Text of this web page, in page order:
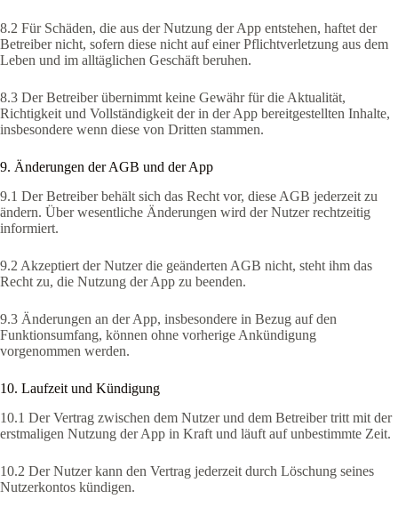
8.2 Für Schäden, die aus der Nutzung der App entstehen, haftet der
Betreiber nicht, sofern diese nicht auf einer Pflichtverletzung aus dem
Leben und im alltäglichen Geschäft beruhen.
8.3 Der Betreiber übernimmt keine Gewähr für die Aktualität,
Richtigkeit und Vollständigkeit der in der App bereitgestellten Inhalte,
insbesondere wenn diese von Dritten stammen.
9. Änderungen der AGB und der App
9.1 Der Betreiber behält sich das Recht vor, diese AGB jederzeit zu
ändern. Über wesentliche Änderungen wird der Nutzer rechtzeitig
informiert.
9.2 Akzeptiert der Nutzer die geänderten AGB nicht, steht ihm das
Recht zu, die Nutzung der App zu beenden.
9.3 Änderungen an der App, insbesondere in Bezug auf den
Funktionsumfang, können ohne vorherige Ankündigung
vorgenommen werden.
10. Laufzeit und Kündigung
10.1 Der Vertrag zwischen dem Nutzer und dem Betreiber tritt mit der
erstmaligen Nutzung der App in Kraft und läuft auf unbestimmte Zeit.
10.2 Der Nutzer kann den Vertrag jederzeit durch Löschung seines
Nutzerkontos kündigen.